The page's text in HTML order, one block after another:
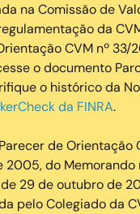
na Comissão de
da
CVM nº
o documento
o histórico da
da FINRA.
de Orientação
do Memorando
de 29 de outubro de
pelo Colegiado da